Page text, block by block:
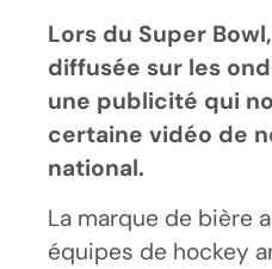
Lors du Super
diffusée sur les
une publicité qui
certaine vidéo de
national.
La marque de bière
équipes de hockey